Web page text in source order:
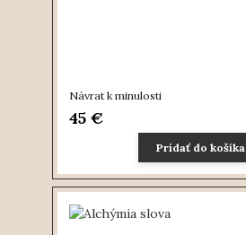
Návrat k minulosti
45 €
Pridať do košíka